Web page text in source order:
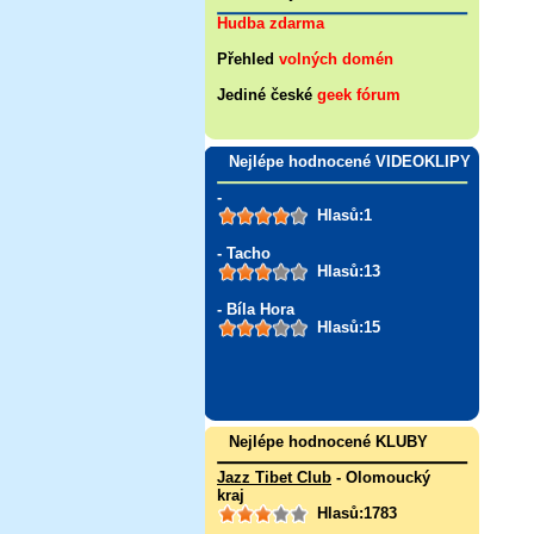
Hudba zdarma
Přehled volných domén
Jediné české geek fórum
Nejlépe hodnocené VIDEOKLIPY
-
Hlasů:1
- Tacho
Hlasů:13
- Bíla Hora
Hlasů:15
Nejlépe hodnocené KLUBY
Jazz Tibet Club - Olomoucký
kraj
Hlasů:1783